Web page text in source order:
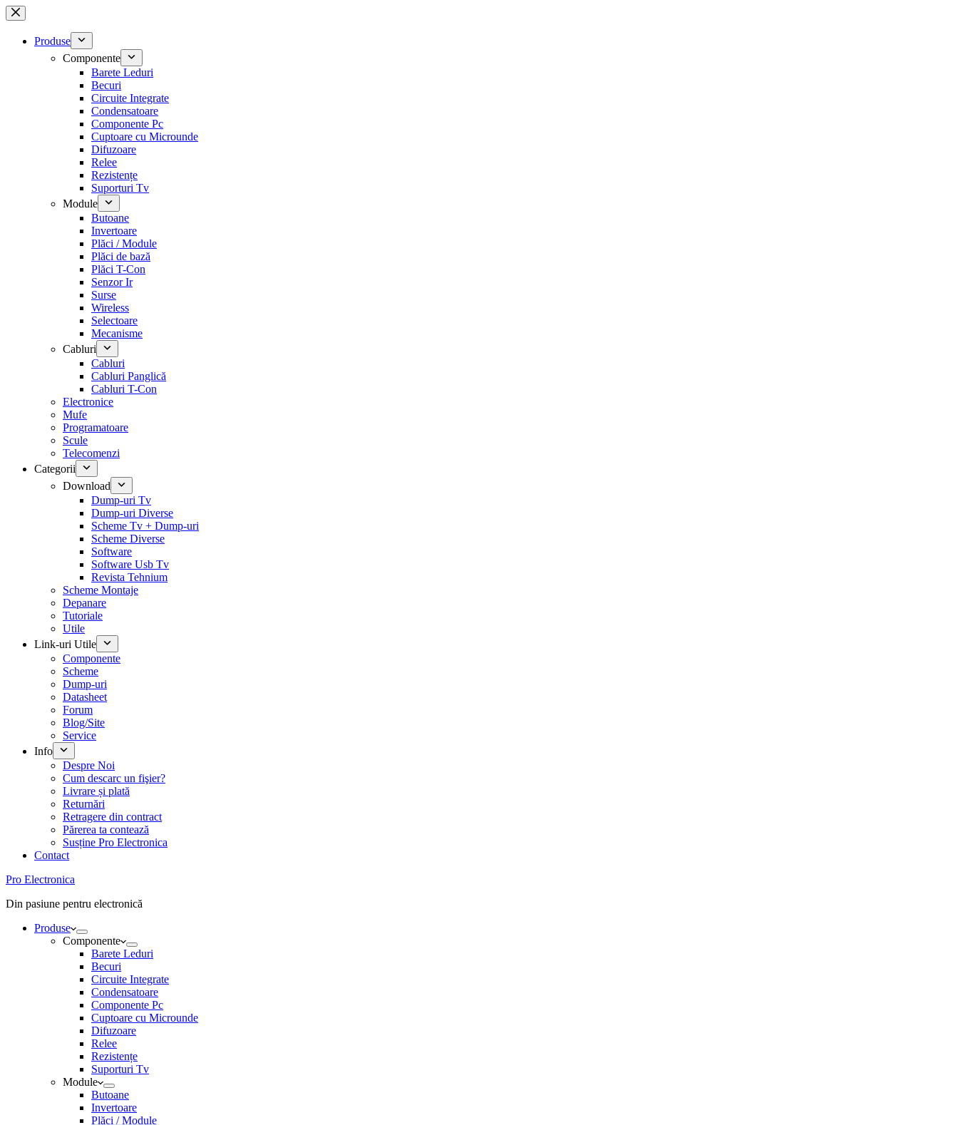
Sari
la
conținutProduse
Componente
Barete Leduri
Becuri
Circuite Integrate
Condensatoare
Componente Pc
Cuptoare cu Microunde
Difuzoare
Relee
Rezistențe
Suporturi Tv
Module
Butoane
Invertoare
Plăci / Module
Plăci de bază
Plăci T-Con
Senzor Ir
Surse
Wireless
Selectoare
Mecanisme
Cabluri
Cabluri
Cabluri Panglică
Cabluri T-Con
Electronice
Mufe
Programatoare
Scule
Telecomenzi
Categorii
Download
Dump-uri Tv
Dump-uri Diverse
Scheme Tv + Dump-uri
Scheme Diverse
Software
Software Usb Tv
Revista Tehnium
Scheme Montaje
Depanare
Tutoriale
Utile
Link-uri Utile
Componente
Scheme
Dump-uri
Datasheet
Forum
Blog/Site
Service
Info
Despre Noi
Cum descarc un fişier?
Livrare și plată
Returnări
Retragere din contract
Părerea ta contează
Susține Pro Electronica
Contact
Pro Electronica
Din pasiune pentru electronică
Produse
Componente
Barete Leduri
Becuri
Circuite Integrate
Condensatoare
Componente Pc
Cuptoare cu Microunde
Difuzoare
Relee
Rezistențe
Suporturi Tv
Module
Butoane
Invertoare
Plăci / Module